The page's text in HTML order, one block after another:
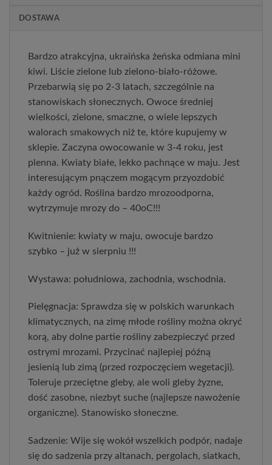
DOSTAWA
Bardzo atrakcyjna, ukraińska żeńska odmiana mini
kiwi. Liście zielone lub zielono-biało-różowe.
Przebarwią się po 2-3 latach, szczególnie na
stanowiskach słonecznych. Owoce średniej
wielkości, zielone, smaczne, o wiele lepszych
walorach smakowych niż te, które kupujemy w
sklepie. Zaczyna owocowanie w 3-4 roku, jest
plenna. Kwiaty białe, lekko pachnące w maju. Jest
interesującym pnączem mogącym przyozdobić
każdy ogród. Roślina bardzo mrozoodporna,
wytrzymuje mrozy do – 40oC!!!
Kwitnienie: kwiaty w maju, owocuje bardzo
szybko – już w sierpniu !!!
Wystawa: południowa, zachodnia, wschodnia.
Pielęgnacja: Sprawdza się w polskich warunkach
klimatycznych, na zimę młode rośliny można okryć
korą, aby dolne partie rośliny zabezpieczyć przed
ostrymi mrozami. Przycinać najlepiej późną
jesienią lub zimą (przed rozpoczęciem wegetacji).
Toleruje przeciętne gleby, ale woli gleby żyzne,
dość zasobne, niezbyt suche (najlepsze nawożenie
organiczne). Stanowisko słoneczne.
Sadzenie: Wije się wokół wszelkich podpór, nadaje
się do sadzenia przy altanach, pergolach, siatkach,